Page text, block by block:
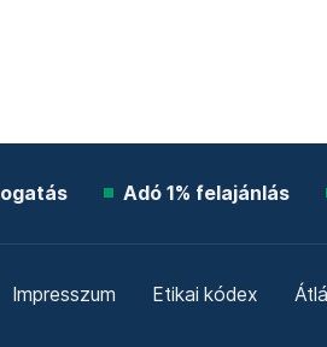
Adó 1% felajánlás
Impresszum Etikai kódex